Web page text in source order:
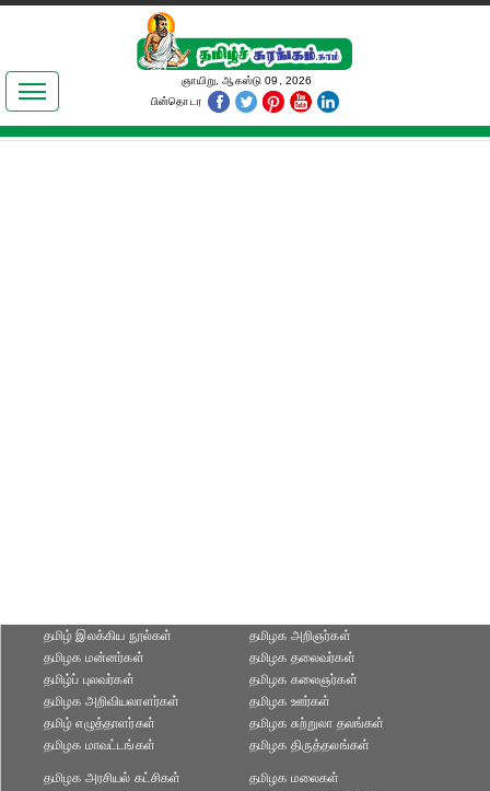
இலக்கியங்கள்
தமிழ் உலகம்
ஞாயிறு, ஆகஸ்டு 09, 2026
பின்தொடர
தமிழ் இலக்கிய நூல்கள்
தமிழக மன்னர்கள்
தமிழ்ப் புலவர்கள்
தமிழக அறிஞர்கள்
தமிழக தலைவர்கள்
தமிழக கலைஞர்கள்
தமிழக அறிவியலாளர்கள்‎
தமிழ் எழுத்தாளர்கள்
தமிழக மாவட்டங்கள்
தமிழக ஊர்கள்
தமிழக சுற்றுலா தலங்கள்
தமிழக திருத்தலங்கள்
தமிழக அரசியல் கட்சிகள்
தமிழக மலைகள்